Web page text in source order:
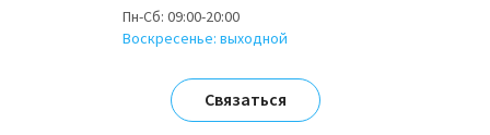
Пн-Сб: 09:00-20:00
Воскресенье: выходной
Связаться